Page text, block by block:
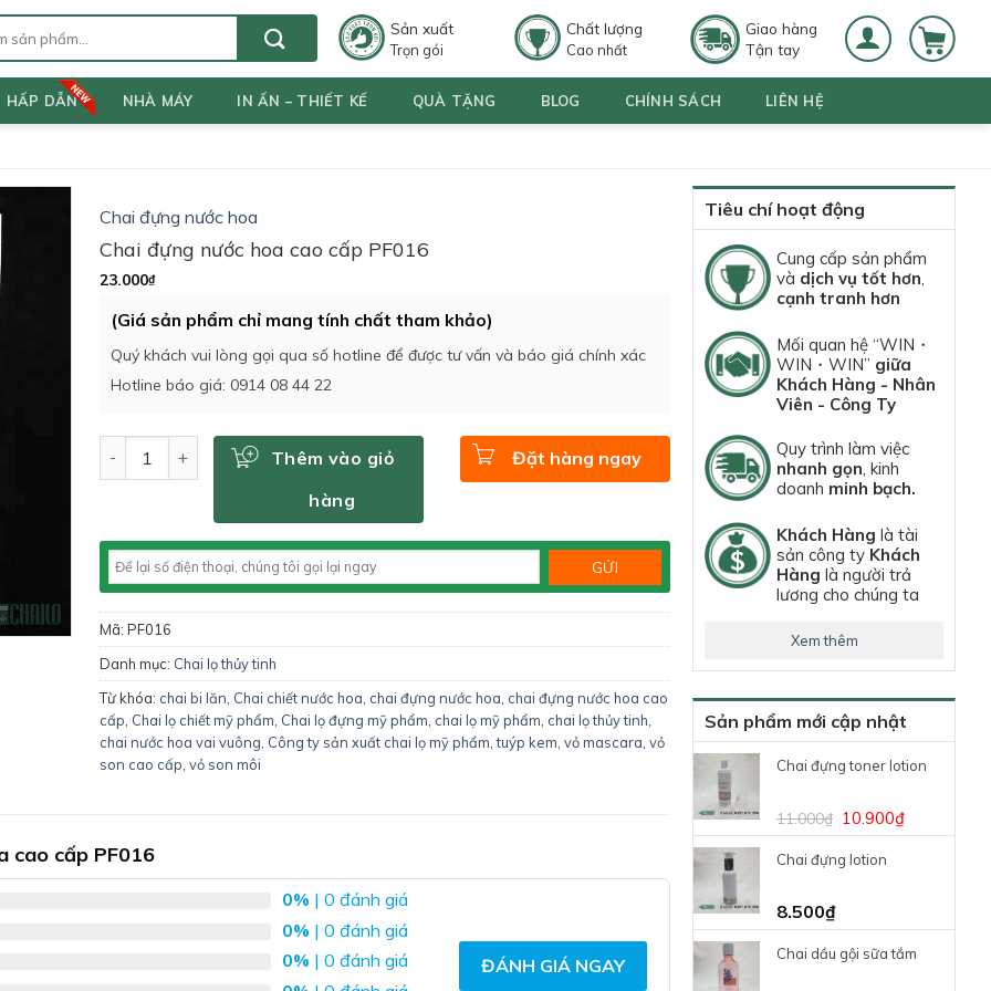
Sản xuất
Trọn gói
Chất lượng
Cao nhất
Giao hàng
Tận tay
HẤP DẪN NHÀ MÁY IN ẤN – THIẾT KẾ QUÀ TẶNG BLOG CHÍNH SÁCH LIÊN HỆ
Tiêu chí hoạt động
Cung cấp sản phẩm
và dịch vụ tốt hơn,
cạnh tranh hơn
Mối quan hệ “WIN・
WIN・WIN” giữa
Khách Hàng - Nhân
Viên - Công Ty
Quy trình làm việc
nhanh gọn, kinh
doanh minh bạch.
Khách Hàng là tài
sản công ty Khách
Hàng là người trả
lương cho chúng ta
Xem thêm
Sản phẩm mới cập nhật
Chai đựng toner lotion
11.000₫ 10.900₫
Chai đựng lotion
8.500₫
Chai dầu gội sữa tắm
Chai đựng nước hoa
Chai đựng nước hoa cao cấp PF016
23.000₫
(Giá sản phẩm chỉ mang tính chất tham khảo)
Quý khách vui lòng gọi qua số hotline để được tư vấn và báo giá chính xác
Hotline báo giá: 0914 08 44 22
Thêm vào giỏ
hàng
Đặt hàng ngay
Mã: PF016
Danh mục: Chai lọ thủy tinh
Từ khóa: chai bi lăn Chai chiết nước hoa chai đựng nước hoa chai đựng nước hoa cao
cấp Chai lọ chiết mỹ phẩm Chai lọ đựng mỹ phẩm chai lọ mỹ phẩm chai lọ thủy tinh
chai nước hoa vai vuông Công ty sản xuất chai lọ mỹ phẩm ,tuýp kem vỏ mascara vỏ
son cao cấp vỏ son môi
cao cấp PF016
0% | 0 đánh giá
0% | 0 đánh giá
0% | 0 đánh giá
ĐÁNH GIÁ NGAY